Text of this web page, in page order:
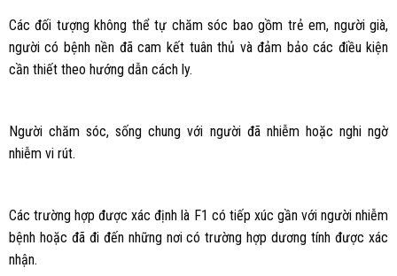
Các đối tượng không thể tự chăm sóc bao gồm trẻ em, người già,
người có bệnh nền đã cam kết tuân thủ và đảm bảo các điều kiện
cần thiết theo hướng dẫn cách ly.
Người chăm sóc, sống chung với người đã nhiễm hoặc nghi ngờ
nhiễm vi rút.
Các trường hợp được xác định là F1 có tiếp xúc gần với người nhiễm
bệnh hoặc đã đi đến những nơi có trường hợp dương tính được xác
nhận.